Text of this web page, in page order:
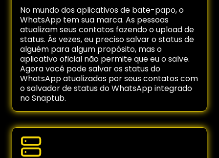
No mundo dos aplicativos de bate-papo, o
WhatsApp tem sua marca. As pessoas
atualizam seus contatos fazendo o upload de
status. Às vezes, eu preciso salvar o status de
alguém para algum propósito, mas o
aplicativo oficial não permite que eu o salve.
Agora você pode salvar os status do
WhatsApp atualizados por seus contatos com
o salvador de status do WhatsApp integrado
no Snaptub.